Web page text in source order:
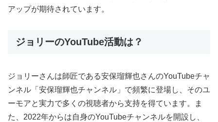
アップが期待されています。
ジョリーのYouTube活動は？
ジョリーさんは師匠である安保瑠輝也さんのYouTubeチャ
ンネル「安保瑠輝也チャンネル」で頻繁に登場し、そのユ
ーモアと実力で多くの視聴者から支持を得ています。ま
た、2022年からは自身のYouTubeチャンネルを開設し、